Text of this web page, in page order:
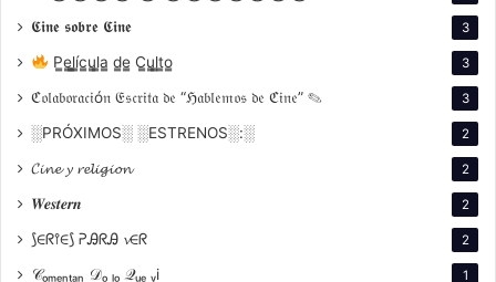
𝕮𝖎𝖓𝖊 𝖘𝖔𝖇𝖗𝖊 𝕮𝖎𝖓𝖊 3
P̳e̳l̳í̳c̳u̳l̳a̳ d̳e̳ C̳u̳l̳t̳o̳ 3
ℭ𝔬𝔩𝔞𝔟𝔬𝔯𝔞𝔠𝔦ó𝔫 𝔈𝔰𝔠𝔯𝔦𝔱𝔞 𝔡𝔢 “ℌ𝔞𝔟𝔩𝔢𝔪𝔬𝔰 𝔡𝔢 ℭ𝔦𝔫𝔢” ✎ 3
░PRÓXIMOS░ ░ESTRENOS░:░ 2
𝓒𝓲𝓷𝓮 𝔂 𝓻𝓮𝓵𝓲𝓰𝓲𝓸𝓷 2
𝑾𝒆𝒔𝒕𝒆𝒓𝒏 2
⟆∈ᖇ⫯∈⟆ ᕈᎯᖇᎯ 𝓿∈ᖇ 2
𝒞ₒₘₑₙₜₐₙ 𝒟ₒ ₗₒ 𝒬ᵤₑ ᵥi 1